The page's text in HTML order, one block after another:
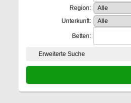
Region:
Unterkunft:
Betten:
Erweiterte Suche